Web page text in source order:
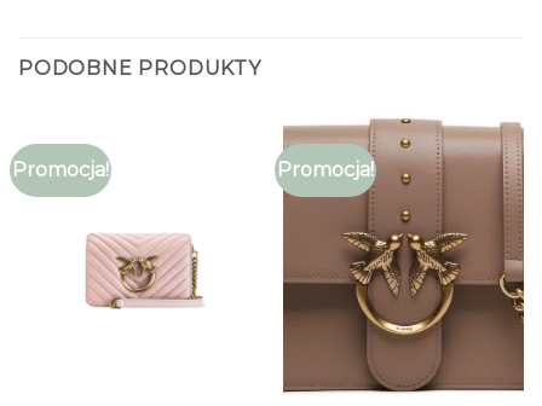
PODOBNE PRODUKTY
Promocja! Promocja!